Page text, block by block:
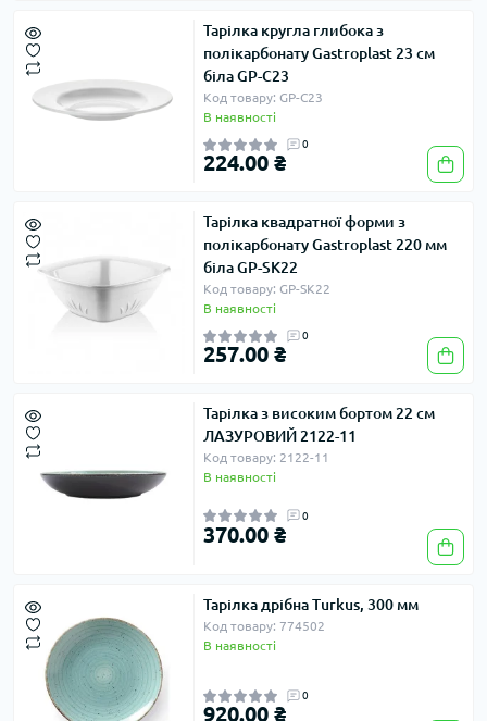
Тарілка кругла глибока з
полікарбонату Gastroplast 23 см
біла GP-C23
Код товару: GP-C23
В наявності
0
224.00 ₴
Тарілка квадратної форми з
полікарбонату Gastroplast 220 мм
біла GP-SK22
Код товару: GP-SK22
В наявності
0
257.00 ₴
Тарілка з високим бортом 22 см
ЛАЗУРОВИЙ 2122-11
Код товару: 2122-11
В наявності
0
370.00 ₴
Тарілка дрібна Turkus, 300 мм
Код товару: 774502
В наявності
0
920.00 ₴